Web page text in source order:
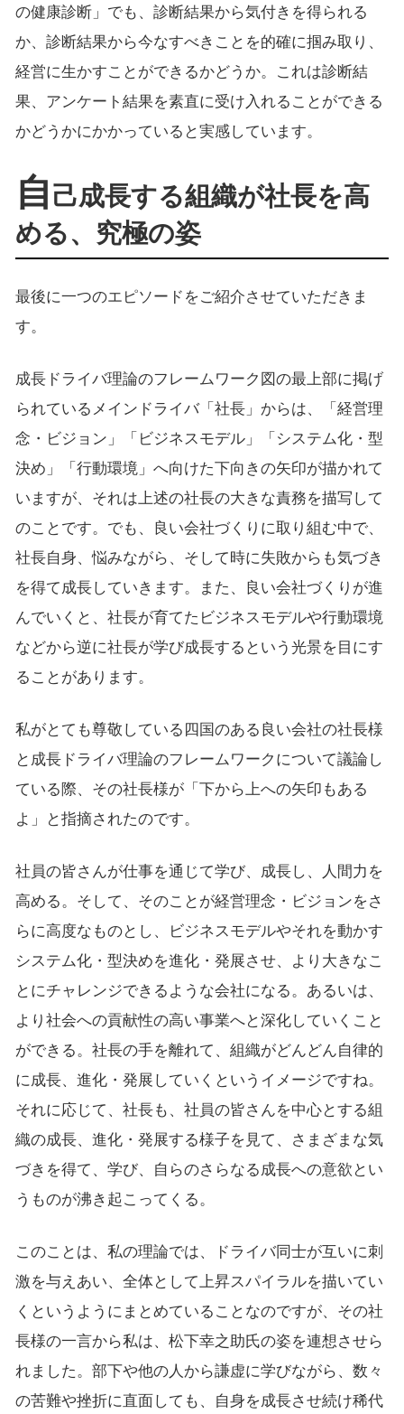
の健康診断」でも、診断結果から気付きを得られる
か、診断結果から今なすべきことを的確に掴み取り、
経営に生かすことができるかどうか。これは診断結
果、アンケート結果を素直に受け入れることができる
かどうかにかかっていると実感しています。
自己成長する組織が社長を高
める、究極の姿
最後に一つのエピソードをご紹介させていただきま
す。
成長ドライバ理論のフレームワーク図の最上部に掲げ
られているメインドライバ「社長」からは、「経営理
念・ビジョン」「ビジネスモデル」「システム化・型
決め」「行動環境」へ向けた下向きの矢印が描かれて
いますが、それは上述の社長の大きな責務を描写して
のことです。でも、良い会社づくりに取り組む中で、
社長自身、悩みながら、そして時に失敗からも気づき
を得て成長していきます。また、良い会社づくりが進
んでいくと、社長が育てたビジネスモデルや行動環境
などから逆に社長が学び成長するという光景を目にす
ることがあります。
私がとても尊敬している四国のある良い会社の社長様
と成長ドライバ理論のフレームワークについて議論し
ている際、その社長様が「下から上への矢印もある
よ」と指摘されたのです。
社員の皆さんが仕事を通じて学び、成長し、人間力を
高める。そして、そのことが経営理念・ビジョンをさ
らに高度なものとし、ビジネスモデルやそれを動かす
システム化・型決めを進化・発展させ、より大きなこ
とにチャレンジできるような会社になる。あるいは、
より社会への貢献性の高い事業へと深化していくこと
ができる。社長の手を離れて、組織がどんどん自律的
に成長、進化・発展していくというイメージですね。
それに応じて、社長も、社員の皆さんを中心とする組
織の成長、進化・発展する様子を見て、さまざまな気
づきを得て、学び、自らのさらなる成長への意欲とい
うものが沸き起こってくる。
このことは、私の理論では、ドライバ同士が互いに刺
激を与えあい、全体として上昇スパイラルを描いてい
くというようにまとめていることなのですが、その社
長様の一言から私は、松下幸之助氏の姿を連想させら
れました。部下や他の人から謙虚に学びながら、数々
の苦難や挫折に直面しても、自身を成長させ続け稀代